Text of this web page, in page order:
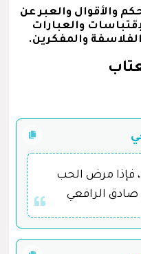
والأقوال والعبر عن
والعبارات
والمفكرين.
فإذا مرض الحب
الرافعي